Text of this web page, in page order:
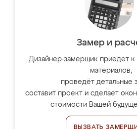
Замер и
Дизайнер-замерщик приедет к
материалов,
проведёт детальные
составит проект и сделает
стоимости Вашей
ВЫЗВАТЬ